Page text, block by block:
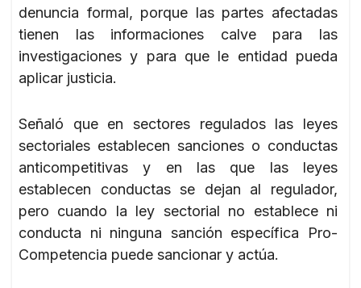
denuncia formal, porque las partes afectadas
tienen las informaciones calve para las
investigaciones y para que le entidad pueda
aplicar justicia.
Señaló que en sectores regulados las leyes
sectoriales establecen sanciones o conductas
anticompetitivas y en las que las leyes
establecen conductas se dejan al regulador,
pero cuando la ley sectorial no establece ni
conducta ni ninguna sanción específica Pro-
Competencia puede sancionar y actúa.